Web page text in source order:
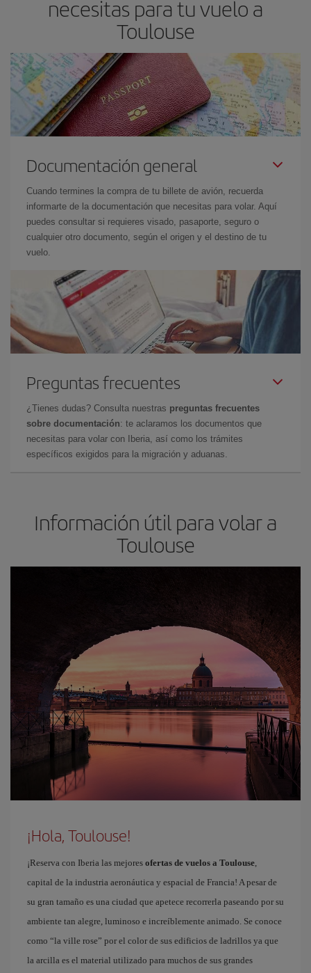
necesitas para tu vuelo a
Toulouse
Documentación general
Cuando termines la compra de tu billete de avión, recuerda
informarte de la documentación que necesitas para volar. Aquí
puedes consultar si requieres visado, pasaporte, seguro o
cualquier otro documento, según el origen y el destino de tu
vuelo.
Preguntas frecuentes
¿Tienes dudas? Consulta nuestras preguntas frecuentes
sobre documentación: te aclaramos los documentos que
necesitas para volar con Iberia, así como los trámites
específicos exigidos para la migración y aduanas.
Información útil para volar a
Toulouse
¡Hola, Toulouse!
¡Reserva con Iberia las mejores ofertas de vuelos a Toulouse
capital de la industria aeronáutica y espacial de Francia! A pesar de
su gran tamaño es una ciudad que apetece recorrerla paseando por su
ambiente tan alegre, luminoso e increíblemente animado. Se conoce
como “la ville rose” por el color de sus edificios de ladrillos ya que
la arcilla es el material utilizado para muchos de sus grandes